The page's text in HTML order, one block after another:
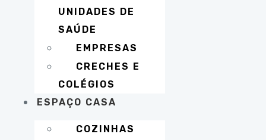
UNIDADES DE
SAÚDE
EMPRESAS
CRECHES E
COLÉGIOS
ESPAÇO CASA
COZINHAS